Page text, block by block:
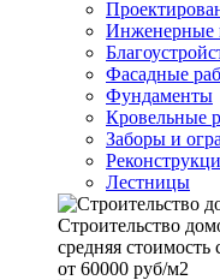
Инженерные
Фасадные
Фундаменты
Кровельные
Заборы и
Лестницы
Строительство
средняя стоимость
от 60000 руб/м2